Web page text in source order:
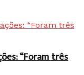
“Foram três